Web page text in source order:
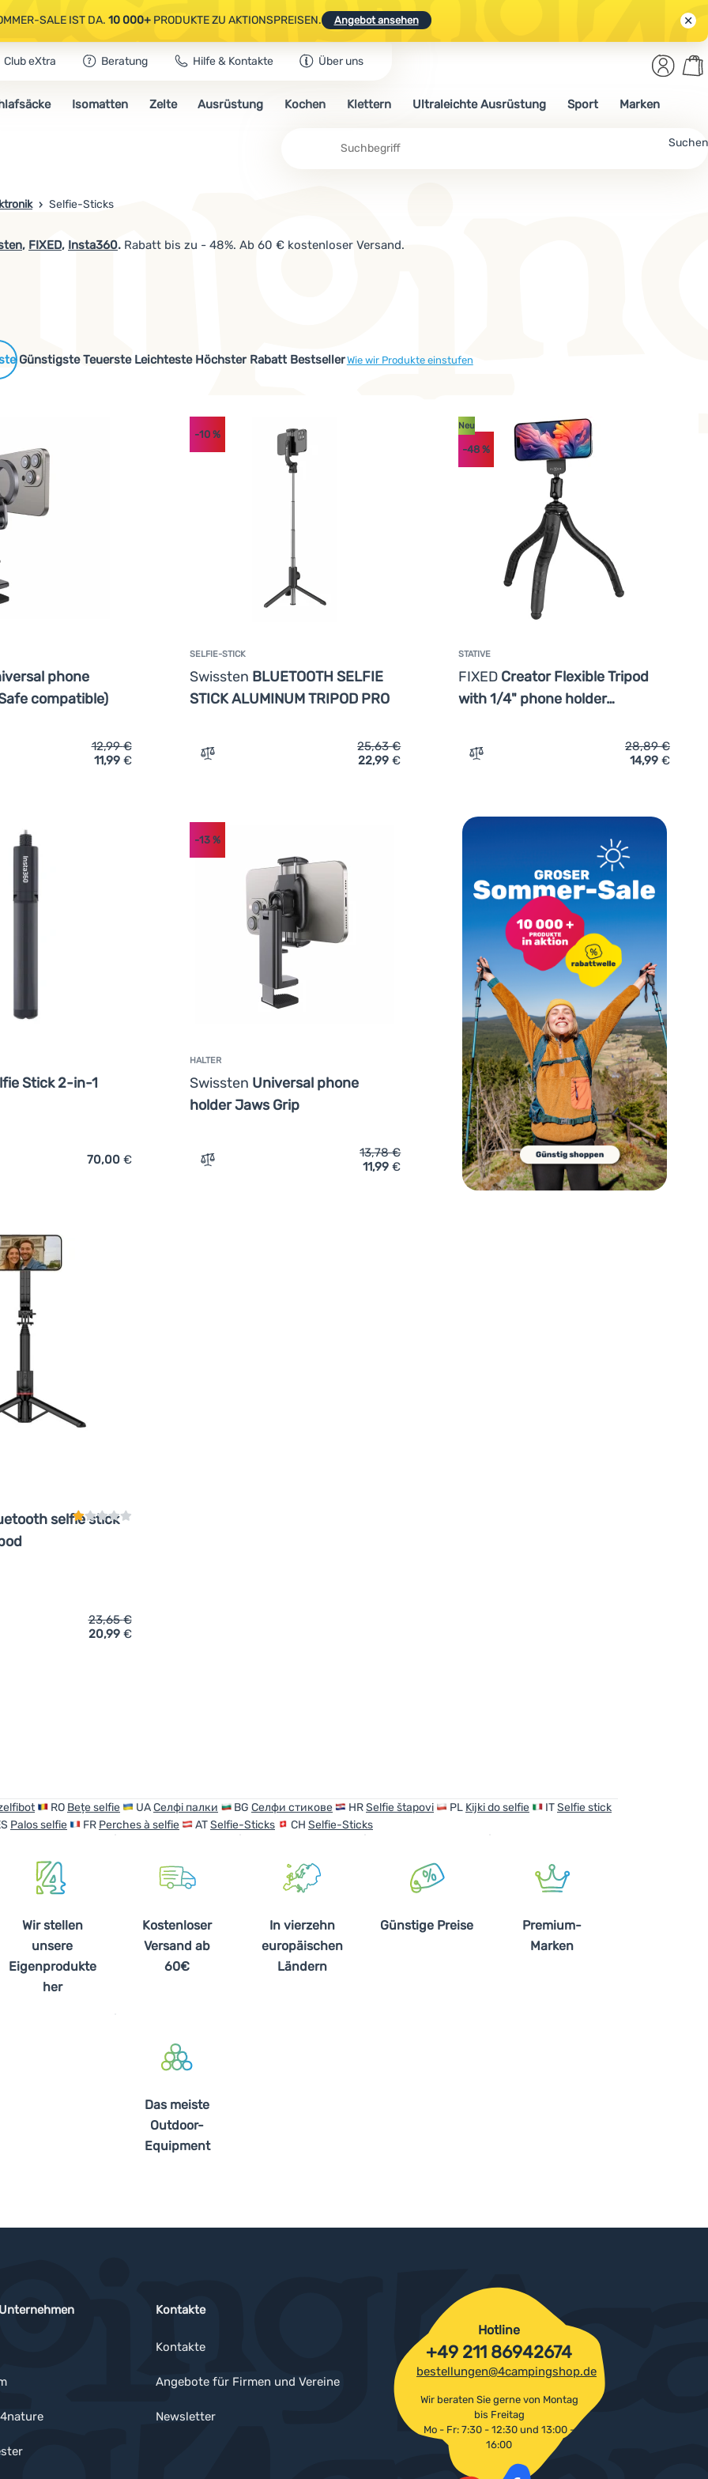
SALE IST DA. 10 000+PRODUKTE ZU AKTIONSPREISEN. Angebot ansehen
CAMPING- & WANDERAUSRÜSTUNG.CODE OUT10 NUTZEN.
SALE IST DA.10 000+PRODUKTE ZU AKTIONSPREISEN. Angebot ansehen
Club eXtra Beratung Hilfe & Kontakte Über uns
Suchen
Anmelden
Isomatten Zelte Ausrüstung Kochen Klettern Ultraleichte Ausrüstung Sport Marken
Selfie-Sticks
, FIXED, Insta360. Rabatt bis zu - 48%. Ab 60 € kostenloser Versand.
Günstigste Teuerste Leichteste Höchster Rabatt BestsellerWie wir Produkte einstufen
Produkte
phone
compatible)
'Handyhalter Swissten Universal phone holder (MagSafe compatible)' hinzufügen
12,99€
11,99 €
SELFIE-STICK
Swissten BLUETOOTH SELFIE
STICK ALUMINUM TRIPOD PRO
-10%
Zum Vergleich 'Selfie-Stick Swissten BLUETOOTH SELFIE STICK ALUMINUM TRIPOD PRO'
25,63€
22,99€
STATIVE
FIXED Creator Flexible Tripod
with 1/4" phone holder…
Neu
-48 %
Zum Vergleich 'Stative FIXED Creator
28,89€
14,99 €
Stick 2-in-1
'Selfie-Stick Insta360 Selfie Stick 2-in-1' hinzufügen
70,00 €
HALTER
Swissten Universal phone
holder Jaws Grip
-13%
Zum Vergleich 'Halter Swissten Universal phone holder Jaws Grip' hinzufügen
13,78€
11,99€
selfie stick
'Selfie-Stick Swissten Bluetooth selfie stick MagSafe Tripod' hinzufügen
23,65€
20,99 €
RO Bețe selfie UAСелфі палки BG Селфи стикове HRSelfie štapovi PL Kijki do selfie ITSelfie stick
Palos selfie FR Perches à selfie ATSelfie-Sticks CH Selfie-Sticks
Wir stellen
unsere
Eigenprodukte
her
Kostenloser
Versand ab
60€
In vierzehn
europäischen
Ländern
Günstige Preise
Premium-
Marken
Das meiste
Outdoor-
Equipment
Kontakte
Kontakte
Angebote für Firmen und Vereine
Newsletter
Hotline
+49 211 86942674
bestellungen@4campingshop.de
Wir beraten Sie gerne von Montag
bis Freitag
Mo - Fr: 7:30 - 12:30 und 13:00 -
16:00